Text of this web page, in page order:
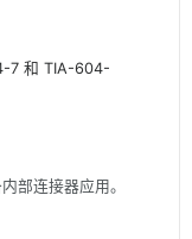
7 和 TIA-604-
部连接器应用。